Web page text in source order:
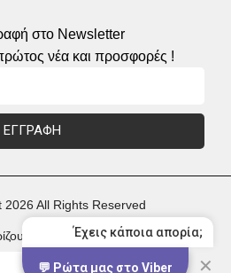
στο Newsletter
νέα και προσφορές !
ΕΓΓΡΑΦΗ
2026 All Rights Reserved
Πληρωμές με
Έχεις κάποια απορία;
💬 Ρώτα μας στο Viber ✕